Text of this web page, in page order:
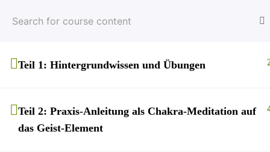
Teil 1: Hintergrundwissen und Übungen
Teil 2: Praxis-Anleitung als Chakra-Meditation auf
das Geist-Element